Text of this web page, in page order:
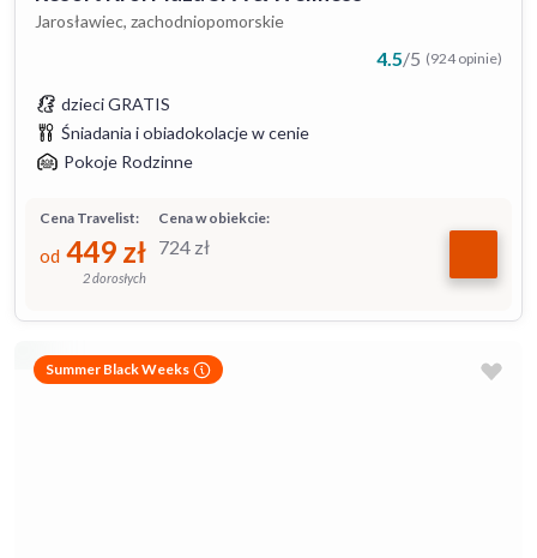
Jarosławiec, zachodniopomorskie
4.5/5 (924 opinie)
dzieci GRATIS
Śniadania i obiadokolacje w cenie
Pokoje Rodzinne
Cena w obiekcie:
724 zł
Cena Travelist:
od 449 zł
2 dorosłych
Summer Black Weeks